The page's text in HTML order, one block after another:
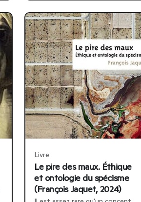
Livre
Le pire des maux. Éthique
et ontologie du spécisme
(François Jaquet, 2024)